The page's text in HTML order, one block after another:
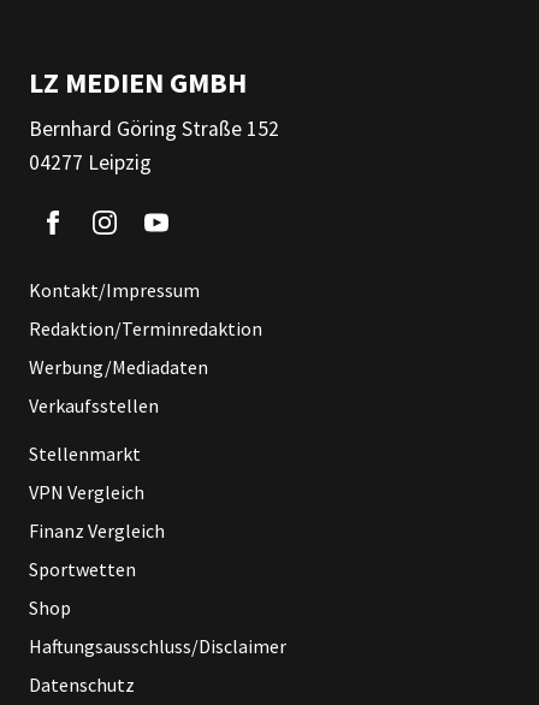
LZ MEDIEN GMBH
Bernhard Göring Straße 152
04277 Leipzig
Kontakt/Impressum
Redaktion/Terminredaktion
Werbung/Mediadaten
Verkaufsstellen
Stellenmarkt
VPN Vergleich
Finanz Vergleich
Sportwetten
Shop
Haftungsausschluss/Disclaimer
Datenschutz